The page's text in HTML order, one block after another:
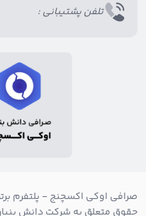
چه تعداد توکن مانا
عرضه اولیه مانا
همچنین یکسری مکانیسم‌
تلفن پشتیبانی :
صرافی اوکی اکسچنج
حقوق متعلق به شرکت دانش